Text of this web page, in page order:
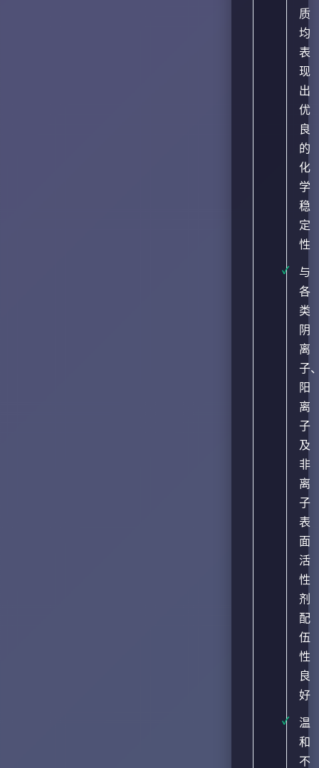
质
均
表
现
出
优
良
的
化
学
稳
定
性
与
各
类
阴
离
子
阳
离
子
及
非
离
子
表
面
活
性
剂
配
伍
性
良
好
温
和
不